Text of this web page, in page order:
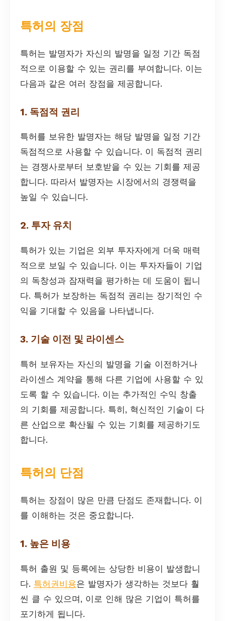
특허의 장점
특허는 발명자가 자신의 발명을 일정 기간 독점
적으로 이용할 수 있는 권리를 부여합니다. 이는
다음과 같은 여러 장점을 제공합니다.
1. 독점적 권리
특허를 보유한 발명자는 해당 발명을 일정 기간
독점적으로 사용할 수 있습니다. 이 독점적 권리
는 경쟁사로부터 보호받을 수 있는 기회를 제공
합니다. 따라서 발명자는 시장에서의 경쟁력을
높일 수 있습니다.
2. 투자 유치
특허가 있는 기업은 외부 투자자에게 더욱 매력
적으로 보일 수 있습니다. 이는 투자자들이 기업
의 독창성과 잠재력을 평가하는 데 도움이 됩니
다. 특허가 보장하는 독점적 권리는 장기적인 수
익을 기대할 수 있음을 나타냅니다.
3. 기술 이전 및 라이센스
특허 보유자는 자신의 발명을 기술 이전하거나
라이센스 계약을 통해 다른 기업에 사용할 수 있
도록 할 수 있습니다. 이는 추가적인 수익 창출
의 기회를 제공합니다. 특히, 혁신적인 기술이 다
른 산업으로 확산될 수 있는 기회를 제공하기도
합니다.
특허의 단점
특허는 장점이 많은 만큼 단점도 존재합니다. 이
를 이해하는 것은 중요합니다.
1. 높은 비용
특허 출원 및 등록에는 상당한 비용이 발생합니
다. 특허권비용은 발명자가 생각하는 것보다 훨
씬 클 수 있으며, 이로 인해 많은 기업이 특허를
포기하게 됩니다.